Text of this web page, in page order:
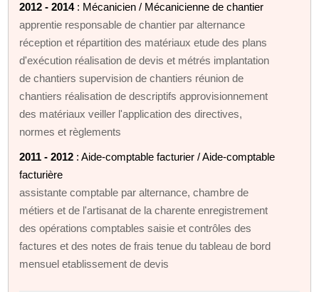
2012 - 2014: Mécanicien / Mécanicienne de chantier
apprentie responsable de chantier par alternance
réception et répartition des matériaux etude des plans
d'exécution réalisation de devis et métrés implantation
de chantiers supervision de chantiers réunion de
chantiers réalisation de descriptifs approvisionnement
des matériaux veiller l'application des directives,
normes et règlements
2011 - 2012 : Aide-comptable facturier / Aide-comptable
facturière
assistante comptable par alternance, chambre de
métiers et de l'artisanat de la charente enregistrement
des opérations comptables saisie et contrôles des
factures et des notes de frais tenue du tableau de bord
mensuel etablissement de devis